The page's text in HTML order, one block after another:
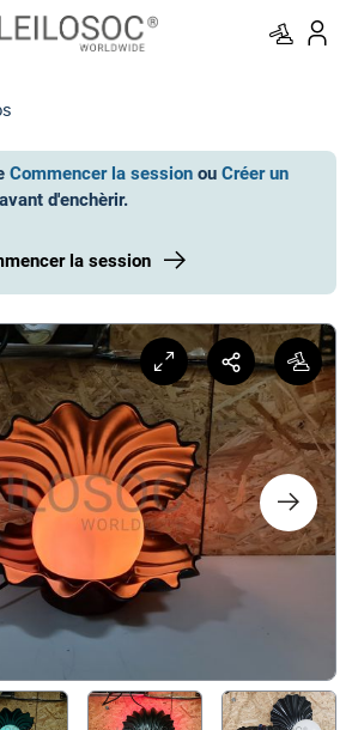
Commencer la session ou Créer un
avant d'enchèrir.
la session